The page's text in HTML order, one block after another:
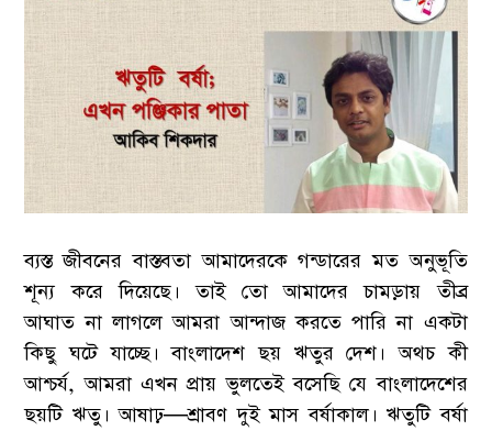
ব্যস্ত জীবনের বাস্তবতা আমাদেরকে গন্ডারের মত অনুভূতি
শূন্য করে দিয়েছে। তাই তো আমাদের চামড়ায় তীব্র
আঘাত না লাগলে আমরা আন্দাজ করতে পারি না একটা
কিছু ঘটে যাচ্ছে। বাংলাদেশ ছয় ঋতুর দেশ। অথচ কী
আশ্চর্য, আমরা এখন প্রায় ভুলতেই বসেছি যে বাংলাদেশের
ছয়টি ঋতু। আষাঢ়—শ্রাবণ দুই মাস বর্ষাকাল। ঋতুটি বর্ষা